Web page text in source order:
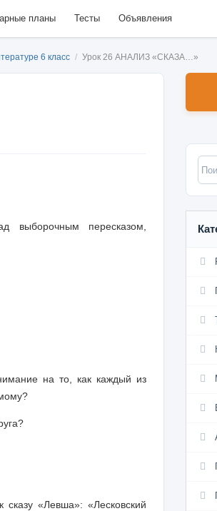
планы Тесты Объявления
6 класс / Урок 26 АНАЛИЗ «СКАЗА…»
выборочным пересказом,
на то, как каждый из
«Левша»: «Лесковский